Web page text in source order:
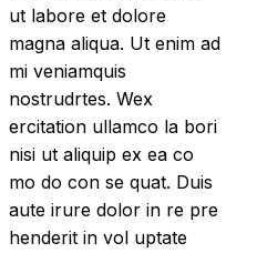
ut labore et dolore
magna aliqua. Ut enim ad
mi veniamquis
nostrudrtes. Wex
ercitation ullamco la bori
nisi ut aliquip ex ea co
mo do con se quat. Duis
aute irure dolor in re pre
henderit in vol uptate